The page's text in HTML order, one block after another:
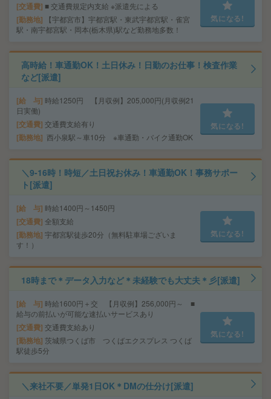
交通費 ■ 交通費規定内支給 ※派遣先による
勤務地
【宇都宮市】宇都宮駅・東武宇都宮駅・雀宮
駅・南宇都宮駅・岡本(栃木県)駅など勤務地多数！
気になる!
高時給！車通勤OK！土日休み！日勤のお仕事！検査作業
など[派遣]
給 与 時給1250円 【月収例】205,000円(月収例21
日実働)
交通費 交通費支給有り
勤務地 西小泉駅～車10分 ※車通勤・バイク通勤OK
気になる!
＼9-16時！時短／土日祝お休み！車通勤OK！事務サポー
ト[派遣]
給 与 時給1400円～1450円
交通費 全額支給
勤務地 宇都宮駅徒歩20分（無料駐車場ございま
す！）
気になる!
18時まで＊データ入力など＊未経験でも大丈夫＊彡[派遣]
給 与 時給1600円＋交 【月収例】256,000円～ ■
給与の前払いが可能な速払いサービスあり
交通費 交通費支給あり
勤務地 茨城県つくば市 つくばエクスプレス つくば
駅徒歩5分
気になる!
＼来社不要／単発1日OK＊DMの仕分け[派遣]